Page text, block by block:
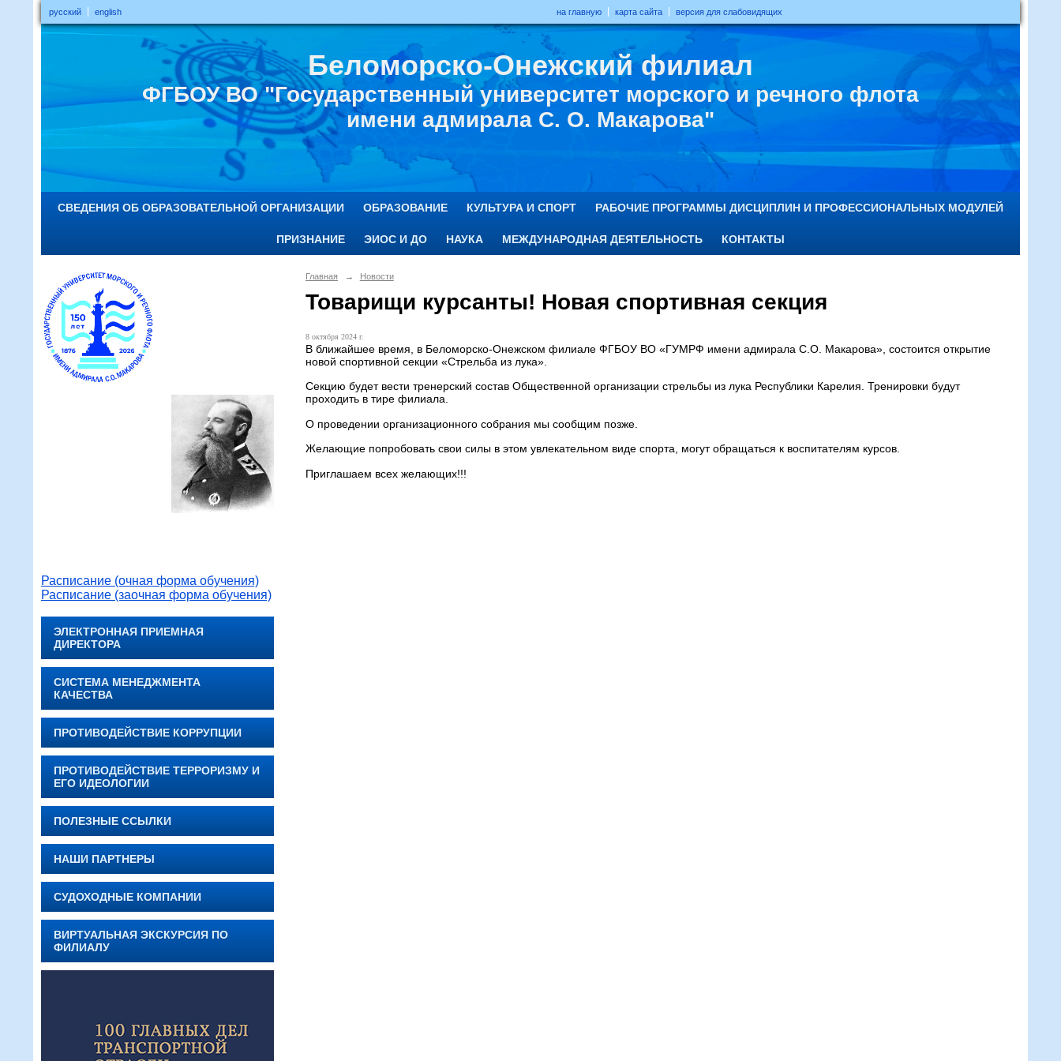
русский english на главную карта сайта версия для слабовидящих
Беломорско-Онежский филиал
ФГБОУ ВО "Государственный университет морского и речного флота
имени адмирала С. О. Макарова"
СВЕДЕНИЯ ОБ ОБРАЗОВАТЕЛЬНОЙ ОРГАНИЗАЦИИ ОБРАЗОВАНИЕ КУЛЬТУРА И СПОРТ РАБОЧИЕ ПРОГРАММЫ ДИСЦИПЛИН И ПРОФЕССИОНАЛЬНЫХ МОДУЛЕЙ
ПРИЗНАНИЕ ЭИОС И ДО НАУКА МЕЖДУНАРОДНАЯ ДЕЯТЕЛЬНОСТЬ КОНТАКТЫ
Расписание (очная форма обучения)
Расписание (заочная форма обучения)
ЭЛЕКТРОННАЯ ПРИЕМНАЯ
ДИРЕКТОРА
СИСТЕМА МЕНЕДЖМЕНТА
КАЧЕСТВА
ПРОТИВОДЕЙСТВИЕ КОРРУПЦИИ
ПРОТИВОДЕЙСТВИЕ ТЕРРОРИЗМУ И
ЕГО ИДЕОЛОГИИ
ПОЛЕЗНЫЕ ССЫЛКИ
НАШИ ПАРТНЕРЫ
СУДОХОДНЫЕ КОМПАНИИ
ВИРТУАЛЬНАЯ ЭКСКУРСИЯ ПО
ФИЛИАЛУ
Главная → Новости
Товарищи курсанты! Новая спортивная секция
8 октября 2024 г.
В ближайшее время, в Беломорско-Онежском филиале ФГБОУ ВО «ГУМРФ имени адмирала С.О. Макарова», состоится открытие
новой спортивной секции «Стрельба из лука».
Секцию будет вести тренерский состав Общественной организации стрельбы из лука Республики Карелия. Тренировки будут
проходить в тире филиала.
О проведении организационного собрания мы сообщим позже.
Желающие попробовать свои силы в этом увлекательном виде спорта, могут обращаться к воспитателям курсов.
Приглашаем всех желающих!!!